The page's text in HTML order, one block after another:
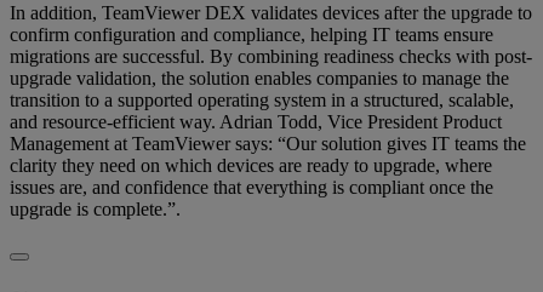
In addition, TeamViewer DEX validates devices after the upgrade to
confirm configuration and compliance, helping IT teams ensure
migrations are successful. By combining readiness checks with post-
upgrade validation, the solution enables companies to manage the
transition to a supported operating system in a structured, scalable,
and resource-efficient way. Adrian Todd, Vice President Product
Management at TeamViewer says: “Our solution gives IT teams the
clarity they need on which devices are ready to upgrade, where
issues are, and confidence that everything is compliant once the
upgrade is complete.”.